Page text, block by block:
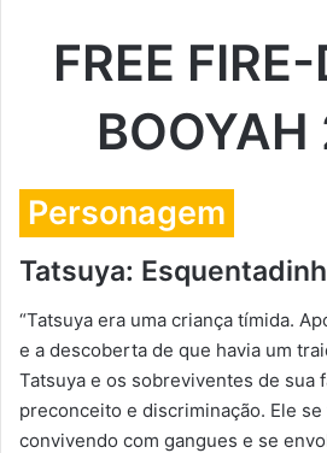
FREE
Personagem
Tatsuya:
“Tatsuya era uma criança tímida.
e a descoberta de que havia um
Tatsuya e os sobreviventes de sua
preconceito e discriminação. Ele
convivendo com gangues e se